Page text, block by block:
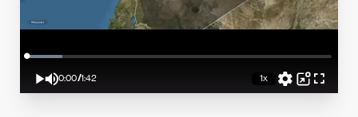
PlayMute
Current
0:00/
Duration
1:42
Loaded:
1xPlayback
Rate
Picture-
in-
Fullscreen